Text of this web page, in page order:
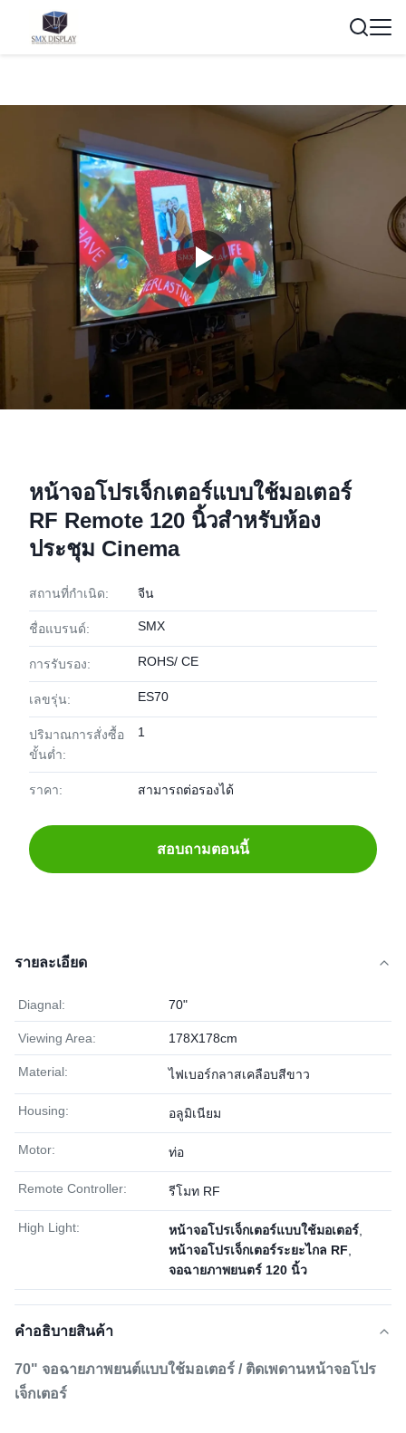
หน้าจอโปรเจ็กเตอร์แบบใช้มอเตอร์
RF Remote 120 นิ้วสำหรับห้อง
ประชุม Cinema
สถานที่กำเนิด: จีน
ชื่อแบรนด์: SMX
การรับรอง: ROHS/ CE
เลขรุ่น: ES70
ปริมาณการสั่งซื้อ
ขั้นต่ำ:
1
ราคา: สามารถต่อรองได้
สอบถามตอนนี้
รายละเอียด
Diagnal: 70"
Viewing Area: 178X178cm
Material: ไฟเบอร์กลาสเคลือบสีขาว
Housing: อลูมิเนียม
Motor: ท่อ
Remote Controller: รีโมท RF
High Light: หน้าจอโปรเจ็กเตอร์แบบใช้มอเตอร์
หน้าจอโปรเจ็กเตอร์ระยะไกล RF
จอฉายภาพยนตร์ 120 นิ้ว
คําอธิบายสินค้า
70" จอฉายภาพยนต์แบบใช้มอเตอร์ / ติดเพดานหน้าจอโปร
เจ็กเตอร์